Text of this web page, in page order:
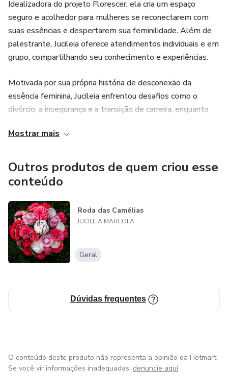
Idealizadora do projeto Florescer, ela cria um espaço
seguro e acolhedor para mulheres se reconectarem com
suas essências e despertarem sua feminilidade. Além de
palestrante, Jucileia oferece atendimentos individuais e em
grupo, compartilhando seu conhecimento e experiências.
Motivada por sua própria história de desconexão da
essência feminina, Jucileia enfrentou desafios como o
divórcio, a insegurança e a transição de carreira, enquanto
Essa vivência a impulsionou a criar um produto digital que
ajudando outras pessoas a encontrarem equilíbrio e bem-
estar em suas vidas.
Com uma linguagem clara e acessível, Jucileia convida você
a investir em seu autocuidado e a transformar sua saúde
mental com as valiosas lições que ela tem a compartilhar.
Não perca a oportunidade de aprender com essa
especialista e dar um passo importante em direção ao seu
bem-estar.
Mostrar mais
Outros produtos de quem criou esse
conteúdo
Roda das Camélias
JUCILEIA MARCOLA
Geral
Dúvidas frequentes
O conteúdo deste produto não representa a opinião da Hotmart.
Se você vir informações inadequadas, denuncie aqui